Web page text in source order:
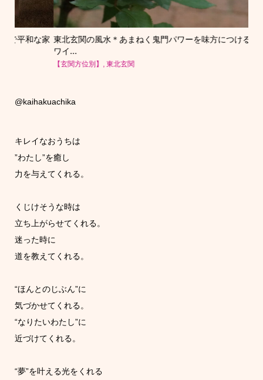
東北玄関の風水＊あまねく鬼門パワーを味方につける清楚なホ
【玄関方位別】,東北玄関
キ
@kaihakuachika
キレイなおうちは
”わたし”を癒し
力を与えてくれる。
くじけそうな時は
立ち上がらせてくれる。
迷った時に
道を教えてくれる。
“ほんとのじぶん”に
気づかせてくれる。
“なりたいわたし”に
近づけてくれる。
“夢”を叶える光をくれる